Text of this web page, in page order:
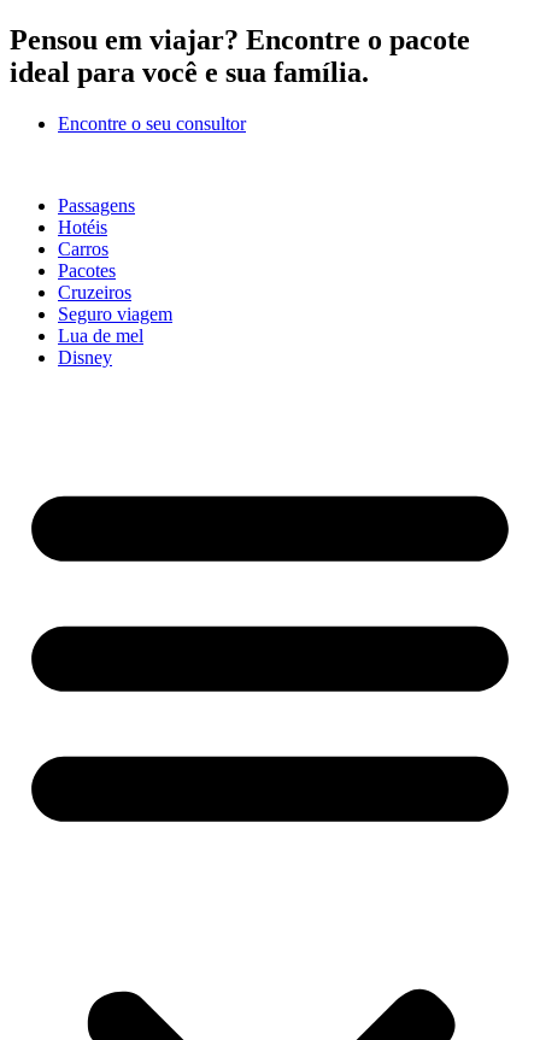
Ir
para
o
Pensou em viajar? Encontre o pacote
ideal para você e sua família.
Encontre o seu consultor
Passagens
Hotéis
Carros
Pacotes
Cruzeiros
Seguro viagem
Lua de mel
Disney